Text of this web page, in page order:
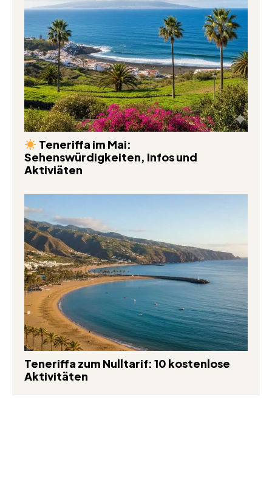
Teneriffa im Mai:
Sehenswürdigkeiten, Infos und
Aktiviäten
Teneriffa zum Nulltarif: 10 kostenlose
Aktivitäten